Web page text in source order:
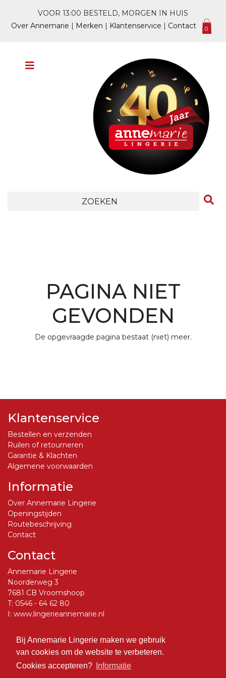
Bij Annemarie Lingerie maken we gebruik
van cookies om de website te verbeteren.
Cookies accepteren?
Informatie
VOOR 13:00 BESTELD, MORGEN IN HUIS
Over Annemarie | Merken | Klantenservice | Contact 0
PAGINA NIET
GEVONDEN
De opgevraagde pagina bestaat (niet) meer.
Klantenservice
Bestellen en verzenden
Ruilen of retourneren
Garantie & Klachten
Algemene voorwaarden
Informatie
Over Annemarie Lingerie
Openingstijden
Routebeschrijving
Contact
Contact
Annemarie Lingerie
Noorderweg 3
7681 CB Vroomshoop
T: 0546 - 64 62 80
I: www.lingerieannemarie.nl
Social Media
Volg ons op Facebook